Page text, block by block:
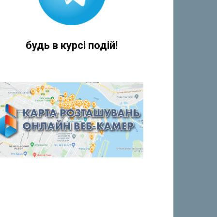
будь в курсі подій!